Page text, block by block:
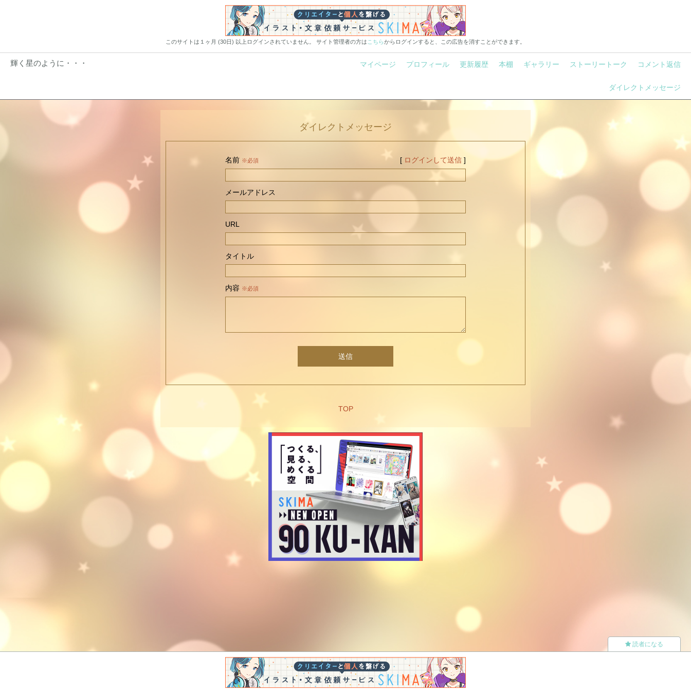
このサイトは１ヶ月 (30日) 以上ログインされていません。 サイト管理者の方は こちらからログインすると、この広告を消すことができます。
輝く星のように・・・ マイページ プロフィール 更新履歴 本棚 ギャラリー ストーリートーク コメント返信
ダイレクトメッセージ
ダイレクトメッセージ
名前 ※必須 [ ログインして送信]
メールアドレス
URL
タイトル
内容 ※必須
送信
TOP
読者になる